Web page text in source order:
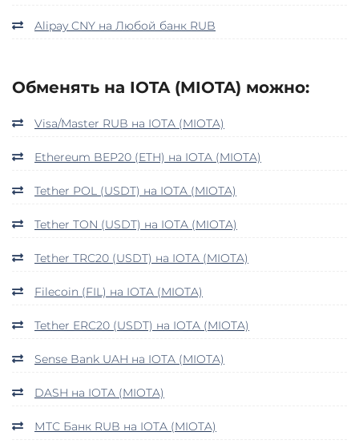
Alipay CNY на Любой банк RUB
Обменять на IOTA (MIOTA) можно:
Visa/Master RUB на IOTA (MIOTA)
Ethereum BEP20 (ETH) на IOTA (MIOTA)
Tether POL (USDT) на IOTA (MIOTA)
Tether TON (USDT) на IOTA (MIOTA)
Tether TRC20 (USDT) на IOTA (MIOTA)
Filecoin (FIL) на IOTA (MIOTA)
Tether ERC20 (USDT) на IOTA (MIOTA)
Sense Bank UAH на IOTA (MIOTA)
DASH на IOTA (MIOTA)
МТС Банк RUB на IOTA (MIOTA)